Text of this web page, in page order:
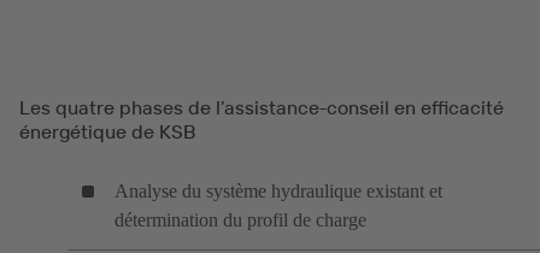
Les quatre phases de l’assistance-conseil en efficacité
énergétique de KSB
Analyse du système hydraulique existant et
détermination du profil de charge